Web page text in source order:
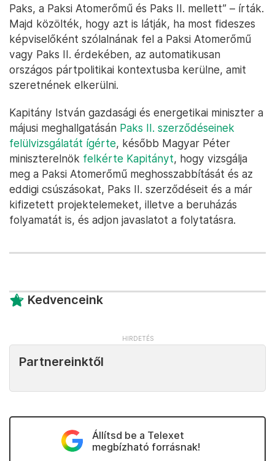
Paks, a Paksi Atomerőmű és Paks II. mellett” – írták.
Majd közölték, hogy azt is látják, ha most fideszes
képviselőként szólalnának fel a Paksi Atomerőmű
vagy Paks II. érdekében, az automatikusan
országos pártpolitikai kontextusba kerülne, amit
szeretnének elkerülni.
Kapitány István gazdasági és energetikai miniszter a
májusi meghallgatásán Paks II. szerződéseinek
felülvizsgálatát ígérte, később Magyar Péter
miniszterelnök felkérte Kapitányt, hogy vizsgálja
meg a Paksi Atomerőmű meghosszabbítását és az
eddigi csúszásokat, Paks II. szerződéseit és a már
kifizetett projektelemeket, illetve a beruházás
folyamatát is, és adjon javaslatot a folytatásra.
Kedvenceink
Partnereinktől
Állítsd be a Telexet
megbízható forrásnak!